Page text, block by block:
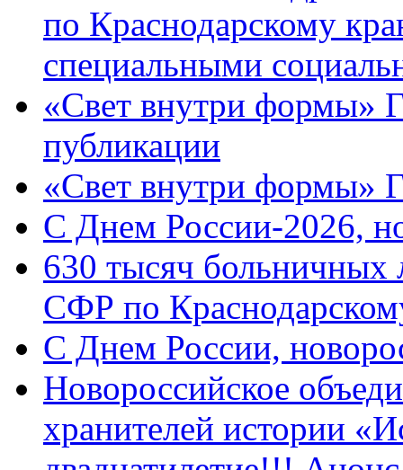
по Краснодарскому
специальными
«Свет внутри формы»
публикации
«Свет внутри формы»
C Днем России-2026,
630 тысяч больничных
СФР по
C Днем России,
Новороссийское
хранителей истории